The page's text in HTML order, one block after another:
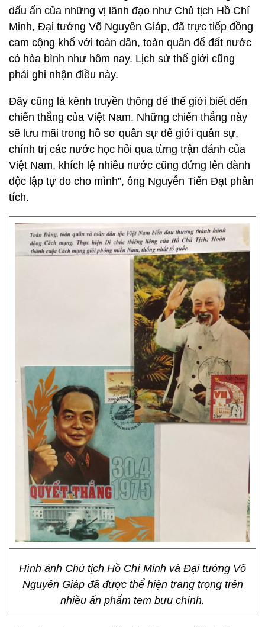
dấu ấn của những vị lãnh đạo như Chủ tịch Hồ Chí
Minh, Đại tướng Võ Nguyên Giáp, đã trực tiếp đồng
cam cộng khổ với toàn dân, toàn quân để đất nước
có hòa bình như hôm nay. Lịch sử thế giới cũng
phải ghi nhận điều này.
Đây cũng là kênh truyền thông để thế giới biết đến
chiến thắng của Việt Nam. Những chiến thắng này
sẽ lưu mãi trong hồ sơ quân sự để giới quân sự,
chính trị các nước học hỏi qua từng trận đánh của
Việt Nam, khích lệ nhiều nước cũng đứng lên dành
độc lập tự do cho mình”, ông Nguyễn Tiến Đạt phân
tích.
Hình ảnh Chủ tịch Hồ Chí Minh và Đại tướng Võ
Nguyên Giáp đã được thể hiện trang trọng trên
nhiều ấn phẩm tem bưu chính.